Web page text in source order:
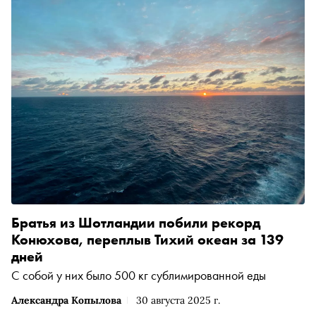
Александра Копылова 30 августа 2025 г.
Братья из Шотландии побили рекорд
Конюхова, переплыв Тихий океан за 139
дней
С собой у них было 500 кг сублимированной еды